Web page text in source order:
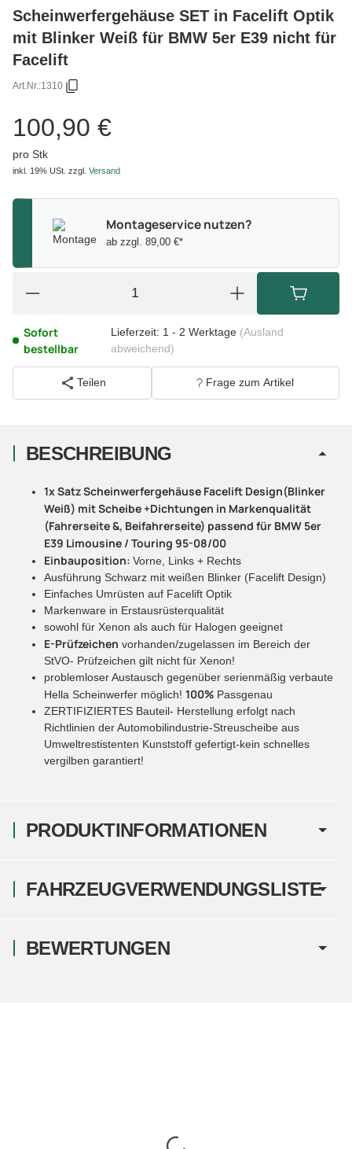
Scheinwerfergehäuse SET in Facelift Optik
mit Blinker Weiß für BMW 5er E39 nicht für
Facelift
Art.Nr.:1310
100,90 €
pro Stk
inkl. 19% USt. zzgl. Versand
Montageservice nutzen?
ab zzgl. 89,00 €*
Sofort
bestellbar
Lieferzeit: 1 - 2 Werktage (Ausland
abweichend)
Teilen Frage zum Artikel
PRODUKTINFORMATIONEN
BESCHREIBUNG
1x Satz Scheinwerfergehäuse Facelift Design(Blinker
Weiß) mit Scheibe +Dichtungen in Markenqualität
(Fahrerseite &, Beifahrerseite) passend für BMW 5er
E39 Limousine / Touring 95-08/00
Einbauposition: Vorne, Links + Rechts
Ausführung Schwarz mit weißen Blinker (Facelift Design)
Einfaches Umrüsten auf Facelift Optik
Markenware in Erstausrüsterqualität
sowohl für Xenon als auch für Halogen geeignet
E-Prüfzeichen vorhanden/zugelassen im Bereich der
StVO- Prüfzeichen gilt nicht für Xenon!
problemloser Austausch gegenüber serienmäßig verbaute
Hella Scheinwerfer möglich! 100% Passgenau
ZERTIFIZIERTES Bauteil- Herstellung erfolgt nach
Richtlinien der Automobilindustrie-Streuscheibe aus
Umweltrestistenten Kunststoff gefertigt-kein schnelles
vergilben garantiert!
FAHRZEUGVERWENDUNGSLISTE
BEWERTUNGEN